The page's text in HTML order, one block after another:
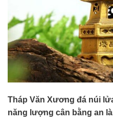
Tháp Văn Xương đá núi
năng lượng cân bằng an